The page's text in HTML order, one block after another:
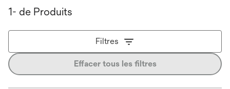
1- de Produits
Filtres
Effacer tous les filtres